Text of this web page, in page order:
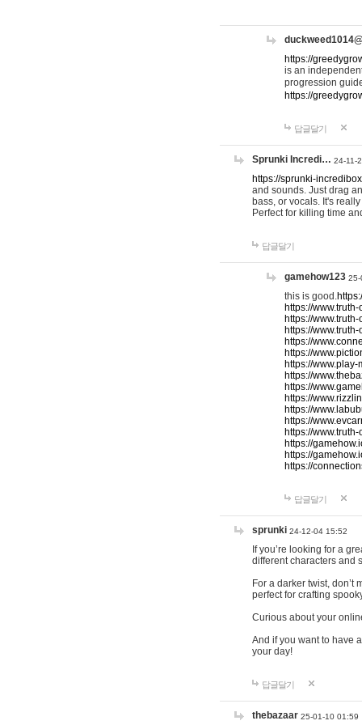
https://
is an
progression
https://
답글달기
Sprunki Incredi… 24-11-
https://sprunki-
and sounds. Just drag
bass, or vocals. It's
Perfect for killing time
답글달기
gamehow123 25-
this is good.
https://
https://
https://
https://
https://
https://
https://
https://
https://
https://
https://
https://
https://
https://
https://
답글달기
sprunki 24-12-04 15:52
If you’re looking for a
different characters and
For a darker twist, don’t
perfect for crafting
Curious about your
And if you want to have
your day!
답글달기
thebazaar 25-01-10 01:59